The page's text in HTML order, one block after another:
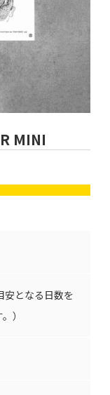
MINI
安となる日数を
）